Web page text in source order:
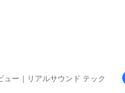
ー｜リアルサウンド テック